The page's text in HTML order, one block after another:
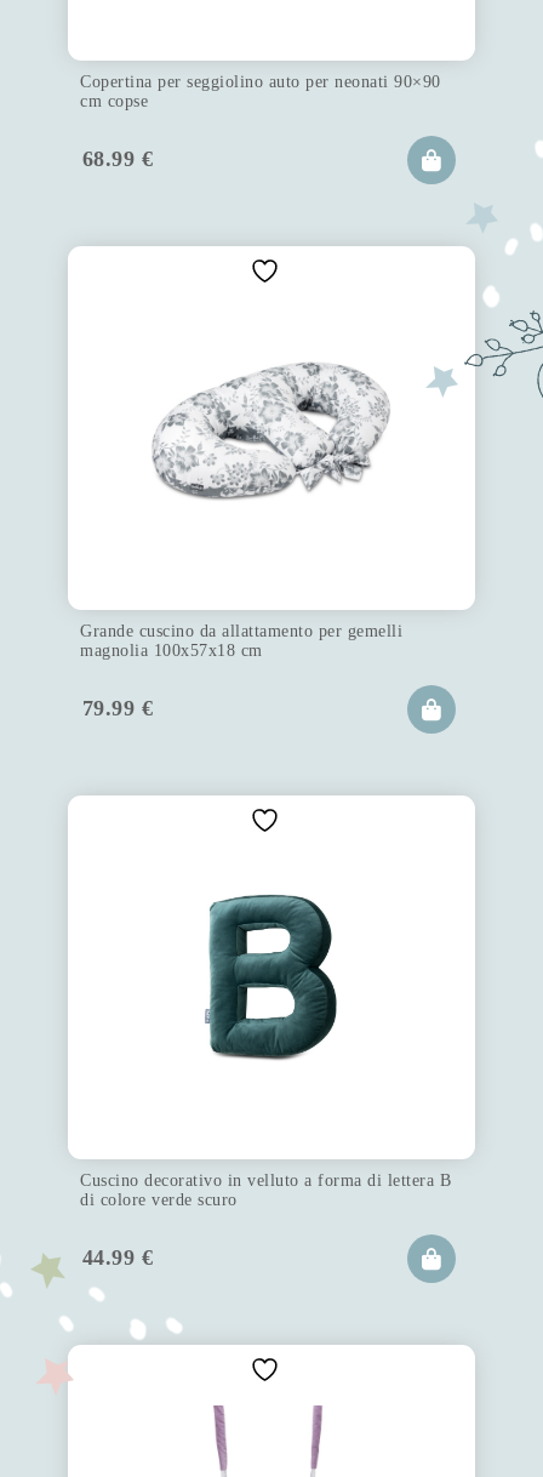
Copertina per seggiolino auto per neonati 90×90
cm copse
68.99 €
Grande cuscino da allattamento per gemelli
magnolia 100x57x18 cm
79.99 €
Cuscino decorativo in velluto a forma di lettera B
di colore verde scuro
44.99 €